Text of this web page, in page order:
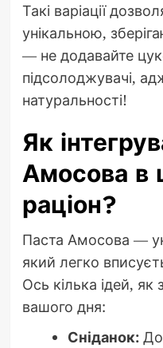
Такі варіації
унікальною,
— не додавайте
підсолоджувачі,
натуральності!
Як
Амосова в
раціон?
Паста Амосова —
який легко
Ось кілька ідей, як
вашого дня:
Сніданок: